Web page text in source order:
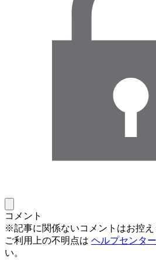
コメント
※記事に関係ないコメントはお控え
ご利用上の不明点は ヘルプセンター
い。